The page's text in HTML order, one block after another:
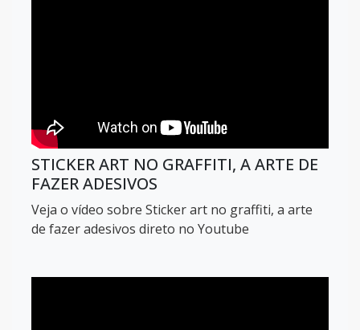
STICKER ART NO GRAFFITI, A ARTE DE
FAZER ADESIVOS
Veja o vídeo sobre Sticker art no graffiti, a arte
de fazer adesivos direto no Youtube